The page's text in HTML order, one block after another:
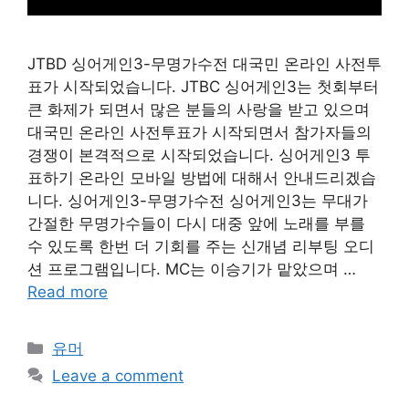
JTBD 싱어게인3-무명가수전 대국민 온라인 사전투
표가 시작되었습니다. JTBC 싱어게인3는 첫회부터
큰 화제가 되면서 많은 분들의 사랑을 받고 있으며
대국민 온라인 사전투표가 시작되면서 참가자들의
경쟁이 본격적으로 시작되었습니다. 싱어게인3 투
표하기 온라인 모바일 방법에 대해서 안내드리겠습
니다. 싱어게인3-무명가수전 싱어게인3는 무대가
간절한 무명가수들이 다시 대중 앞에 노래를 부를
수 있도록 한번 더 기회를 주는 신개념 리부팅 오디
션 프로그램입니다. MC는 이승기가 맡았으며 …
Read more
Categories
유머
Leave a comment